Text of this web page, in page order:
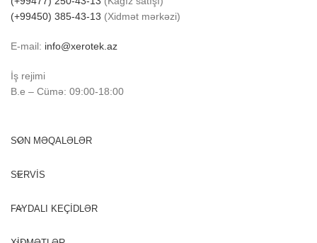
(+99450) 385-43-13 (Xidmət mərkəzi)
E-mail: info@xerotek.az
İş rejimi
B.e – Cümə: 09:00-18:00
SON MƏQALƏLƏR
SERVİS
FAYDALI KEÇİDLƏR